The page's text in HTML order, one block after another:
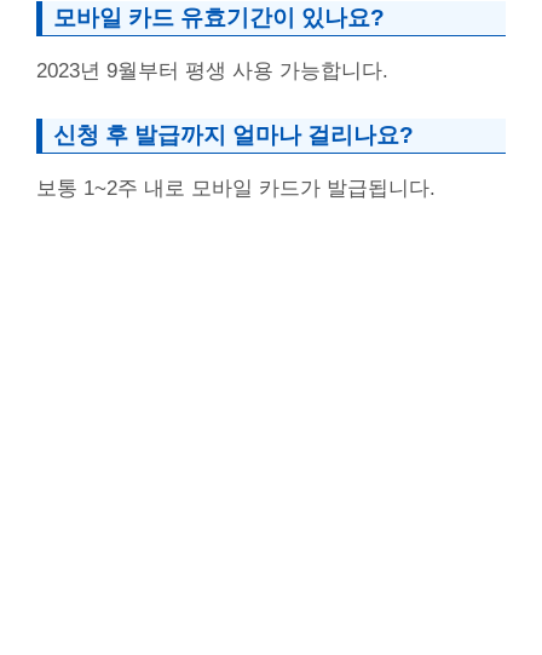
모바일 카드 유효기간이 있나요?
2023년 9월부터 평생 사용 가능합니다.
신청 후 발급까지 얼마나 걸리나요?
보통 1~2주 내로 모바일 카드가 발급됩니다.